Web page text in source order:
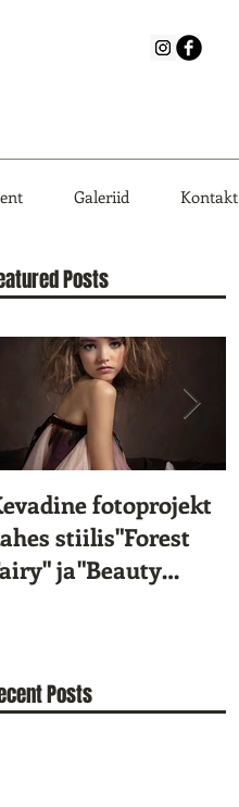
Galeriid Kontakt
Posts
fotoprojekt
stiilis"Forest
ja"Beauty
Posts